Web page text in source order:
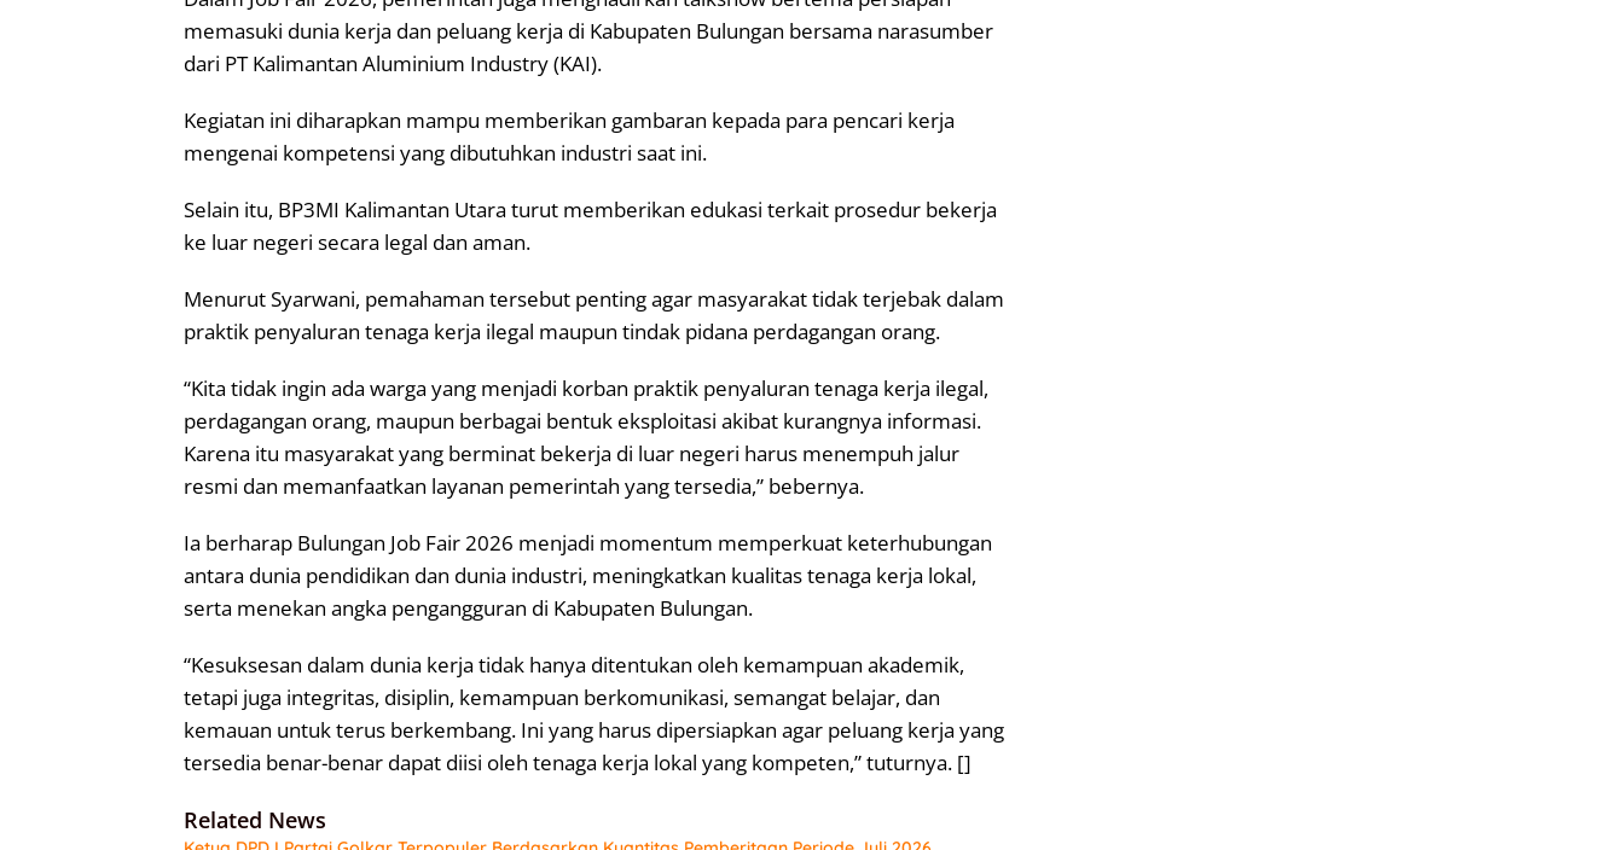
memasuki dunia kerja dan peluang kerja di Kabupaten Bulungan bersama narasumber
dari PT Kalimantan Aluminium Industry (KAI).
Kegiatan ini diharapkan mampu memberikan gambaran kepada para pencari kerja
mengenai kompetensi yang dibutuhkan industri saat ini.
Selain itu, BP3MI Kalimantan Utara turut memberikan edukasi terkait prosedur bekerja
ke luar negeri secara legal dan aman.
Menurut Syarwani, pemahaman tersebut penting agar masyarakat tidak terjebak dalam
praktik penyaluran tenaga kerja ilegal maupun tindak pidana perdagangan orang.
“Kita tidak ingin ada warga yang menjadi korban praktik penyaluran tenaga kerja ilegal,
perdagangan orang, maupun berbagai bentuk eksploitasi akibat kurangnya informasi.
Karena itu masyarakat yang berminat bekerja di luar negeri harus menempuh jalur
resmi dan memanfaatkan layanan pemerintah yang tersedia,” bebernya.
Ia berharap Bulungan Job Fair 2026 menjadi momentum memperkuat keterhubungan
antara dunia pendidikan dan dunia industri, meningkatkan kualitas tenaga kerja lokal,
serta menekan angka pengangguran di Kabupaten Bulungan.
“Kesuksesan dalam dunia kerja tidak hanya ditentukan oleh kemampuan akademik,
tetapi juga integritas, disiplin, kemampuan berkomunikasi, semangat belajar, dan
kemauan untuk terus berkembang. Ini yang harus dipersiapkan agar peluang kerja yang
tersedia benar-benar dapat diisi oleh tenaga kerja lokal yang kompeten,” tuturnya. []
Related News